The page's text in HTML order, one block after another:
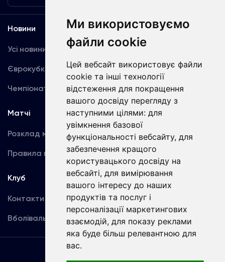
Ми використовуємо
файли cookie
Цей вебсайт використовує файли
cookie та інші технології
відстеження для покращення
вашого досвіду перегляду з
наступними цілями: для
увімкнення базової
функціональності вебсайту, для
забезпечення кращого
користувацького досвіду на
вебсайті, для вимірювання
вашого інтересу до наших
продуктів та послуг і
персоналізації маркетингових
взаємодій, для показу реклами
яка буде більш релевантною для
вас.
Новини
Усі новини
Єврокубки
Чемпіонат України
Медіа
Динамо TV
Фотогалерея
Акредитація
Матчі
Розклад матчів
Правила поведінки
Команда
Перша команда
U19
Клуб
Контакти
Вболівальникам
Угода